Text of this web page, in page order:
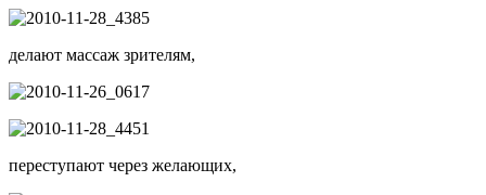
делают массаж зрителям,
переступают через желающих,